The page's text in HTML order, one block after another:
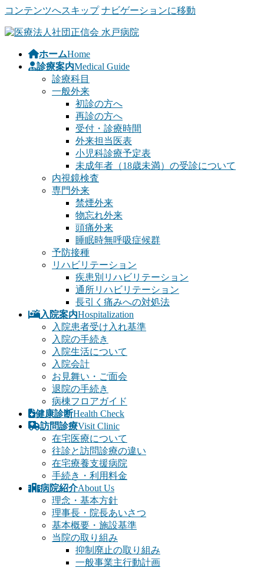
コンテンツへスキップ ナビゲーションに移動
ホームHome
診療案内Medical Guide
診療科目
一般外来
初診の方へ
再診の方へ
受付・診療時間
外来担当医表
小児科診療予定表
未成年者（18歳未満）の受診について
内視鏡検査
専門外来
禁煙外来
物忘れ外来
頭痛外来
睡眠時無呼吸症候群
予防接種
リハビリテーション
疾患別リハビリテーション
通所リハビリテーション
長引く痛みへの対処法
入院案内Hospitalization
入院患者受け入れ基準
入院の手続き
入院生活について
入院会計
お見舞い・ご面会
退院の手続き
病棟フロアガイド
健康診断Health Check
訪問診療Visit Clinic
在宅医療について
往診と訪問診療の違い
在宅療養支援病院
手続き・利用料金
病院紹介About Us
理念・基本方針
理事長・院長あいさつ
基本概要・施設基準
当院の取り組み
抑制廃止の取り組み
一般事業主行動計画